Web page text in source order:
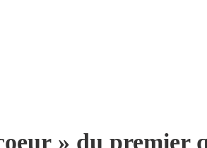
» du premier